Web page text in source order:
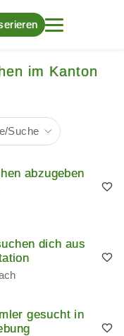
im Kanton
Suche
abzugeben
dich aus
gesucht in